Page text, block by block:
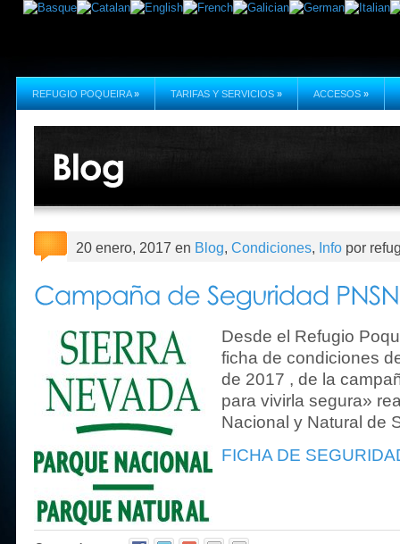
REFUGIO POQUEIRA » TARIFAS Y SERVICIOS » ACCESOS »
20 enero, 2017 en Blog, Condiciones, Info por
Desde el Refugio
ficha de condiciones
de 2017 , de la
para vivirla segura»
Nacional y Natural de
FICHA DE